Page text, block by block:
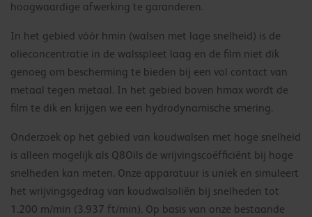
hoogwaardige afwerking te garanderen.
In het gebied vóór hmin (walsen met lage snelheid) is de
olieconcentratie in de walsspleet laag en de film niet dik
genoeg om bescherming te bieden bij een vol contact van
metaal tegen metaal. In het gebied boven hmax wordt de
film te dik en krijgen we een hydrodynamische smering.
Onderzoek op het gebied van koudwalsen met hoge snelheid
is alleen mogelijk als Q8Oils de wrijvingscoëfficiënt bij hoge
snelheden kan meten. Onze apparatuur is uniek en simuleert
het wrijvingsgedrag van koudwalsoliën bij snelheden tot
1.200 m/min (3.937 ft/min). Op basis van onze bestaande